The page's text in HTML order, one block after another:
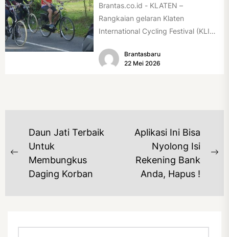
Brantas.co.id - KLATEN –
Rangkaian gelaran Klaten
International Cycling Festival (KLIC
(17/5/2026). Rangkaian kegiatan
dibuka...
Brantasbaru
22 Mei 2026
NAVIGASI
POS
Previous
post:
Daun Jati Terbaik
Untuk
Membungkus
Daging Korban
Aplikasi Ini Bisa
Nyolong Isi
Rekening Bank
Anda, Hapus !